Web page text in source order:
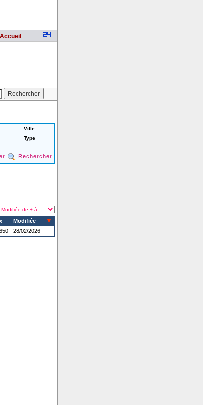
Accueil
Ville
Type
Rechercher
Modifiée
650 28/02/2026